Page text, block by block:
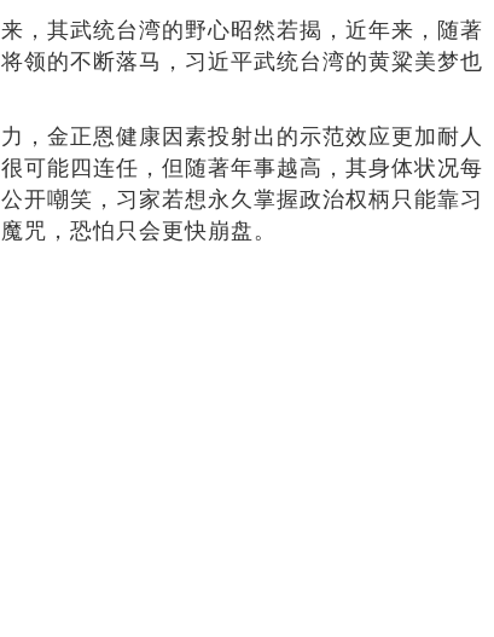
，其武统台湾的野心昭然若揭，近年来，随著
领的不断落马，习近平武统台湾的黄粱美梦也
，金正恩健康因素投射出的示范效应更加耐人
可能四连任，但随著年事越高，其身体状况每
开嘲笑，习家若想永久掌握政治权柄只能靠习
咒，恐怕只会更快崩盘。